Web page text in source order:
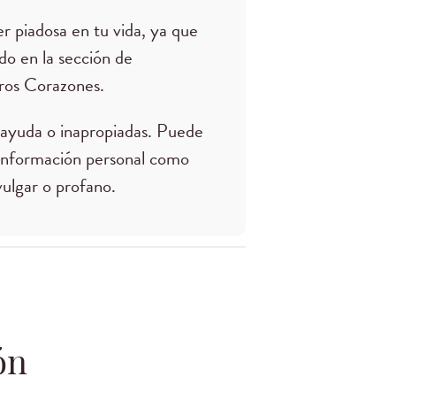
piadosa en tu vida, ya que
en la sección de
Corazones.
o inapropiadas. Puede
personal como
o profano.